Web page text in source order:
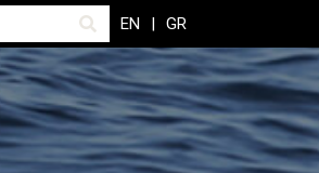
EN GR